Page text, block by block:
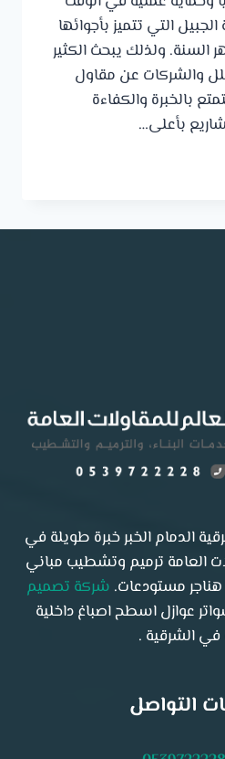
التي تتميز بأجوائها
السنة. ولذلك يبحث الكثير
والشركات عن مقاول
بالخبرة والكفاءة
بأعلى…
الدمام الخبر خبرة طويلة في
العامة ترميم وتشطيب مباني
هناجر مستودعات. شركة تصميم
عوازل اسطح اصباغ داخلية
في الشرقية .
التواصل